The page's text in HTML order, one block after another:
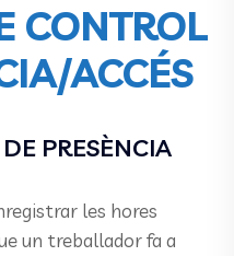
CONTROL
ACCÉS
PRESÈNCIA
les hores
un treballador fa a